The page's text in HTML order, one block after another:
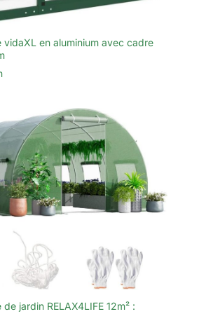
qui comprend des
ancrages pour le sol, des
éléments pratiques.
pour tomates et cultiver
et entretenir avec succès
vos plantes.
vidaXL en aluminium avec cadre
jardin RELAX4LIFE 12m² :